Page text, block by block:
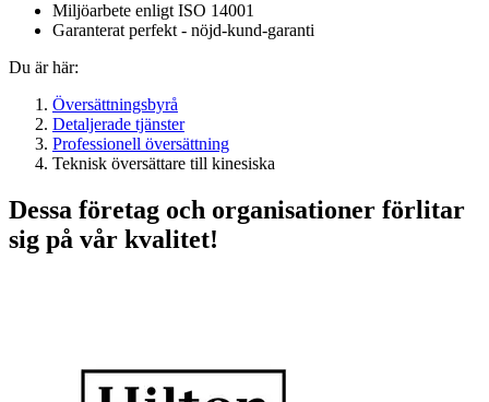
Miljöarbete enligt ISO 14001
Garanterat perfekt - nöjd-kund-garanti
Du är här:
Översättningsbyrå
Detaljerade tjänster
Professionell översättning
Teknisk översättare till kinesiska
Dessa företag och organisationer förlitar
sig på vår kvalitet!